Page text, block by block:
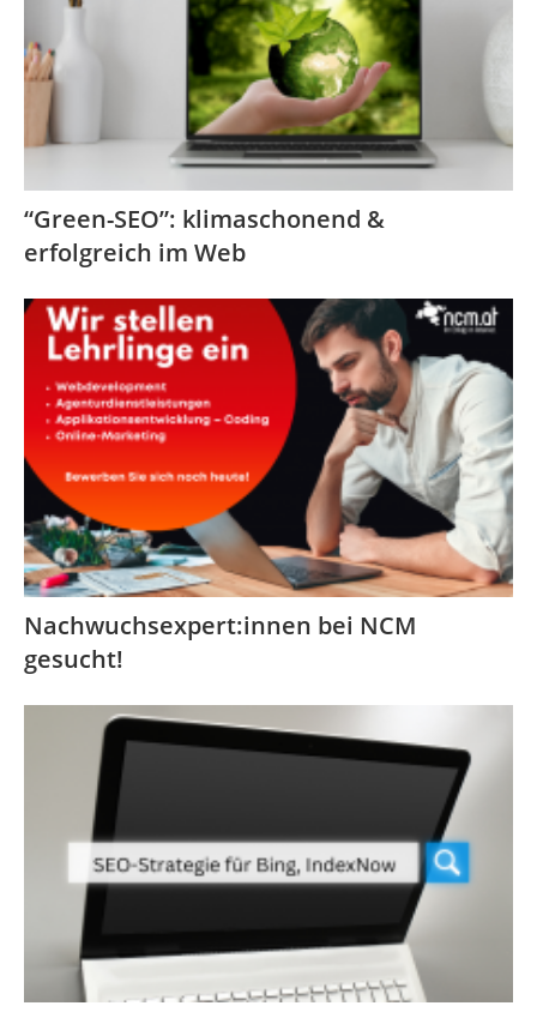
“Green-SEO”: klimaschonend &
erfolgreich im Web
Nachwuchsexpert:innen bei NCM
gesucht!